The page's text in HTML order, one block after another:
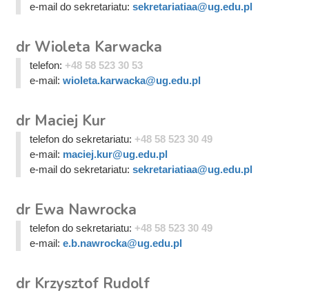
e-mail do sekretariatu: sekretariatiaa@ug.edu.pl
dr Wioleta Karwacka
telefon: +48 58 523 30 53
e-mail: wioleta.karwacka@ug.edu.pl
dr Maciej Kur
telefon do sekretariatu: +48 58 523 30 49
e-mail: maciej.kur@ug.edu.pl
e-mail do sekretariatu: sekretariatiaa@ug.edu.pl
dr Ewa Nawrocka
telefon do sekretariatu: +48 58 523 30 49
e-mail: e.b.nawrocka@ug.edu.pl
dr Krzysztof Rudolf